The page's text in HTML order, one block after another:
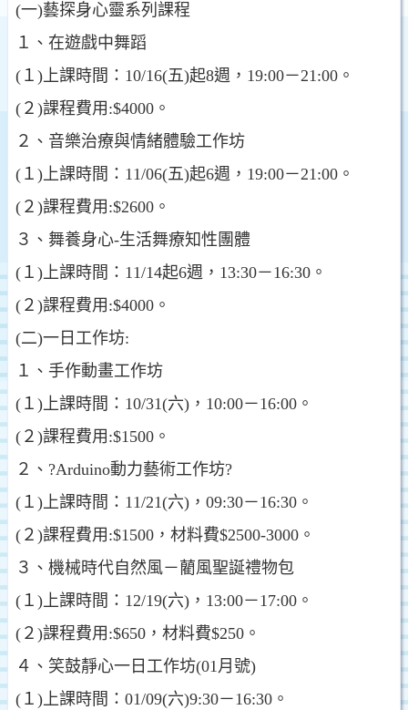
(一)藝探身心靈系列課程
１、在遊戲中舞蹈
(１)上課時間：10/16(五)起8週，19:00－21:00。
(２)課程費用:$4000。
２、音樂治療與情緒體驗工作坊
(１)上課時間：11/06(五)起6週，19:00－21:00。
(２)課程費用:$2600。
３、舞養身心-生活舞療知性團體
(１)上課時間：11/14起6週，13:30－16:30。
(２)課程費用:$4000。
(二)一日工作坊:
１、手作動畫工作坊
(１)上課時間：10/31(六)，10:00－16:00。
(２)課程費用:$1500。
２、?Arduino動力藝術工作坊?
(１)上課時間：11/21(六)，09:30－16:30。
(２)課程費用:$1500，材料費$2500-3000。
３、機械時代自然風－藺風聖誕禮物包
(１)上課時間：12/19(六)，13:00－17:00。
(２)課程費用:$650，材料費$250。
４、笑鼓靜心一日工作坊(01月號)
(１)上課時間：01/09(六)9:30－16:30。